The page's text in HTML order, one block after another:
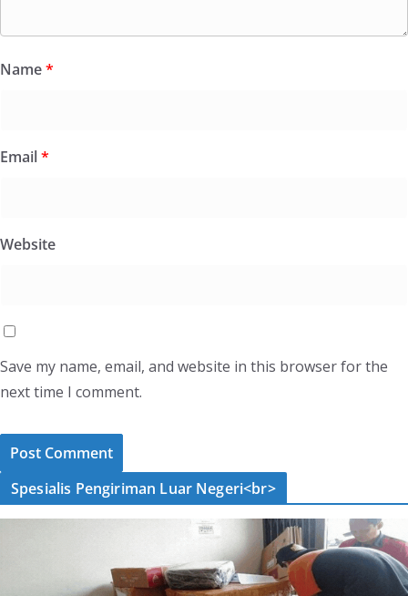
Name*
Email*
Website
Save my name, email, and website in this browser for the
next time I comment.
Spesialis Pengiriman Luar Negeri<br>